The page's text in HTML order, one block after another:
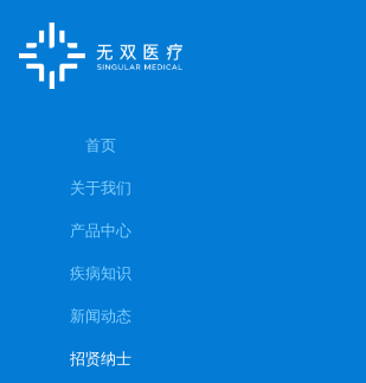
首页
关于我们
产品中心
疾病知识
新闻动态
招贤纳士